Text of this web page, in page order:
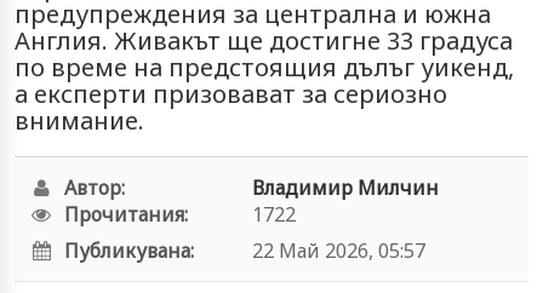
предупреждения за централна и южна
Англия. Живакът ще достигне 33 градуса
по време на предстоящия дълъг уикенд,
а експерти призовават за сериозно
внимание.
Автор:
Владимир Милчин
Прочитания:
1722
Публикувана:
22 Май 2026, 05:57